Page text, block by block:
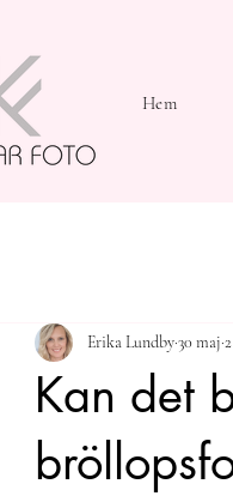
Hem
Kan det
Erika Lundby30 maj